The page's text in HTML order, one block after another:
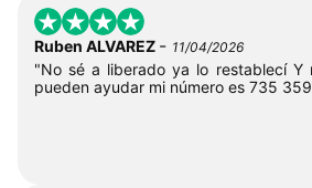
Ruben ALVAREZ - 11/04/2026
"No sé a liberado ya lo restablecí Y
pueden ayudar mi número es 735